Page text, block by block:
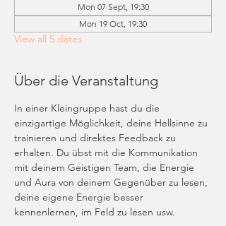
Mon 07 Sept, 19:30
Mon 19 Oct, 19:30
View all 5 dates
Über die Veranstaltung
In einer Kleingruppe hast du die
einzigartige Möglichkeit, deine Hellsinne zu
trainieren und direktes Feedback zu
erhalten. Du übst mit die Kommunikation
mit deinem Geistigen Team, die Energie
und Aura von deinem Gegenüber zu lesen,
deine eigene Energie besser
kennenlernen, im Feld zu lesen usw.